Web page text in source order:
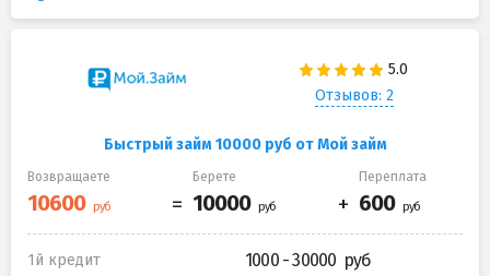
Отзывов: 2
Быстрый займ 10000 руб от Мой займ
Возвращаете Берете Переплата
1й кредит 1000 - 30000